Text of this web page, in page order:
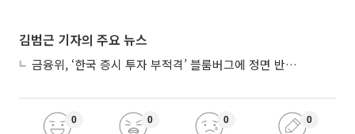
김범근 기자의 주요 뉴스
금융위, ‘한국 증시 투자 부적격’ 블룸버그에 정면 반박…“근거 불분명”
0 0 0 0